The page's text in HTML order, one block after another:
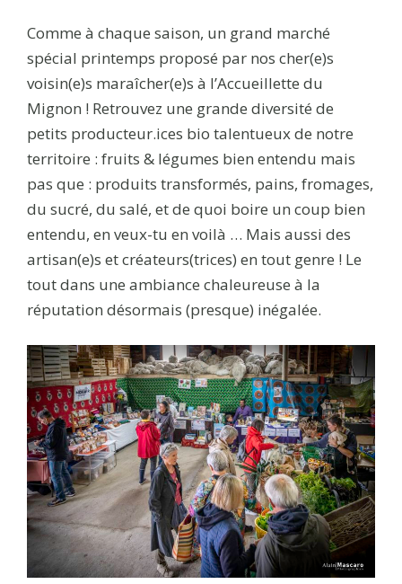
Comme à chaque saison, un grand marché
spécial printemps proposé par nos cher(e)s
voisin(e)s maraîcher(e)s à l’Accueillette du
Mignon ! Retrouvez une grande diversité de
petits producteur.ices bio talentueux de notre
territoire : fruits & légumes bien entendu mais
pas que : produits transformés, pains, fromages,
du sucré, du salé, et de quoi boire un coup bien
entendu, en veux-tu en voilà … Mais aussi des
artisan(e)s et créateurs(trices) en tout genre ! Le
tout dans une ambiance chaleureuse à la
réputation désormais (presque) inégalée.